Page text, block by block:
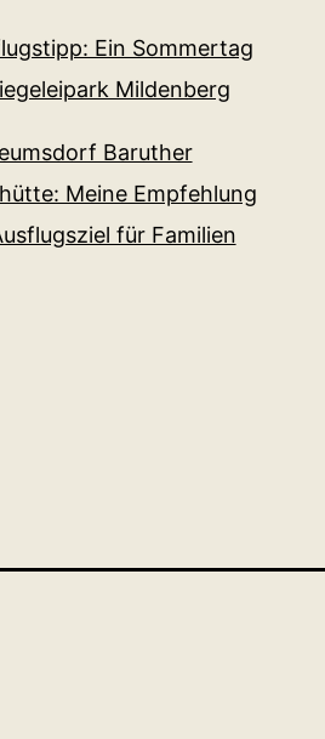
Ein Sommertag
Mildenberg
Baruther
Meine Empfehlung
für Familien